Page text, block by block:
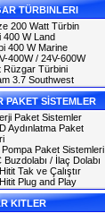
TÜRBINLERI
200 Watt Türbin
400 W Land
400 W Marine
400W / 24V-600W
Rüzgar Türbini
3.7 Southwest
PAKET SİSTEMLER
Paket Sistemler
Aydınlatma Paket
Paket Sistemleri
Buzdolabı / İlaç Dolabı
Tak ve Çalıştır
Plug and Play
KITLER